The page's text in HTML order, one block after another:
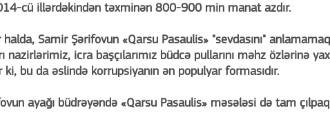
cü illərdəkindən təxminən 800-900 min manat azdır.
Samir Şərifovun «Qarsu Pasaulis» "sevdasını"
nazirlərimiz, icra başçılarımız büdcə pullarını məhz özlərinə
bu da əslində korrupsiyanın ən populyar formasıdır.
ayağı büdrəyəndə «Qarsu Pasaulis» məsələsi də tam